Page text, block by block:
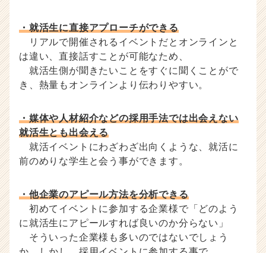
・就活生に直接アプローチができる
リアルで開催されるイベントだとオンラインと
は違い、直接話すことが可能なため、
就活生側が聞きたいことをすぐに聞くことがで
き、熱量もオンラインより伝わりやすい。
・媒体や人材紹介などの採用手法では出会えない
就活生とも出会える
就活イベントにわざわざ出向くような、就活に
前のめりな学生と会う事ができます。
・他企業のアピール方法を分析できる
初めてイベントに参加する企業様で「どのよう
に就活生にアピールすれば良いのか分らない」
そういった企業様も多いのではないでしょう